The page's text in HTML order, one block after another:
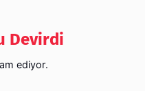
Devirdi
ediyor.